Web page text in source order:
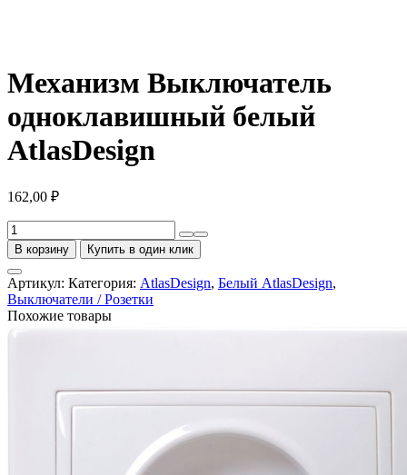
Механизм Выключатель
одноклавишный белый
AtlasDesign
162,00 ₽
Количество
товара
Механизм
Выключатель
одноклавишный
белый
AtlasDesign
В корзину Купить в один клик
Артикул: Категория: AtlasDesign, Белый AtlasDesign,
Выключатели / Розетки
Похожие товары